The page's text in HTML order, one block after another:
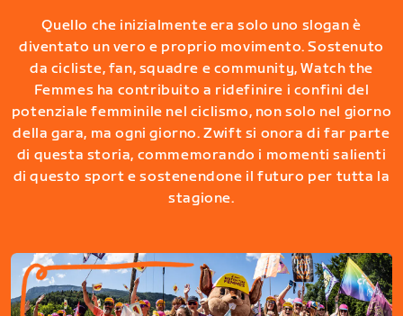
Quello che inizialmente era solo uno slogan è
diventato un vero e proprio movimento. Sostenuto
da cicliste, fan, squadre e community, Watch the
Femmes ha contribuito a ridefinire i confini del
potenziale femminile nel ciclismo, non solo nel giorno
della gara, ma ogni giorno. Zwift si onora di far parte
di questa storia, commemorando i momenti salienti
di questo sport e sostenendone il futuro per tutta la
stagione.